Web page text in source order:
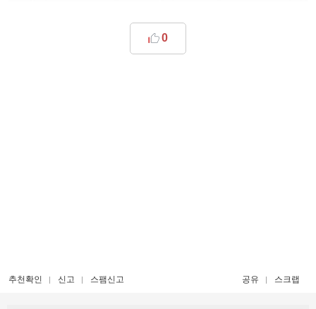
0
추천확인 신고 스팸신고 공유 스크랩